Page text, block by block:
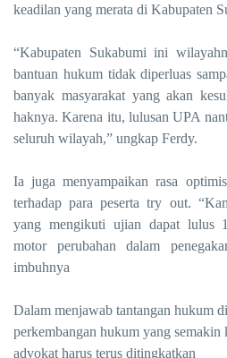
keadilan yang merata di Kabupaten
“Kabupaten Sukabumi ini
bantuan hukum tidak diperluas
banyak masyarakat yang akan
haknya. Karena itu, lulusan UPA
seluruh wilayah,” ungkap Ferdy.
Ia juga menyampaikan rasa
terhadap para peserta try out.
yang mengikuti ujian dapat lulus
motor perubahan dalam
imbuhnya
Dalam menjawab tantangan hukum
perkembangan hukum yang
advokat harus terus ditingkatkan